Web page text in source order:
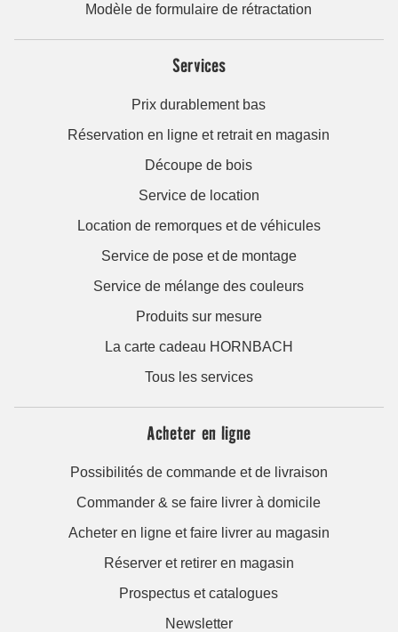
Modèle de formulaire de rétractation
Services
Prix durablement bas
Réservation en ligne et retrait en magasin
Découpe de bois
Service de location
Location de remorques et de véhicules
Service de pose et de montage
Service de mélange des couleurs
Produits sur mesure
La carte cadeau HORNBACH
Tous les services
Acheter en ligne
Possibilités de commande et de livraison
Commander & se faire livrer à domicile
Acheter en ligne et faire livrer au magasin
Réserver et retirer en magasin
Prospectus et catalogues
Newsletter